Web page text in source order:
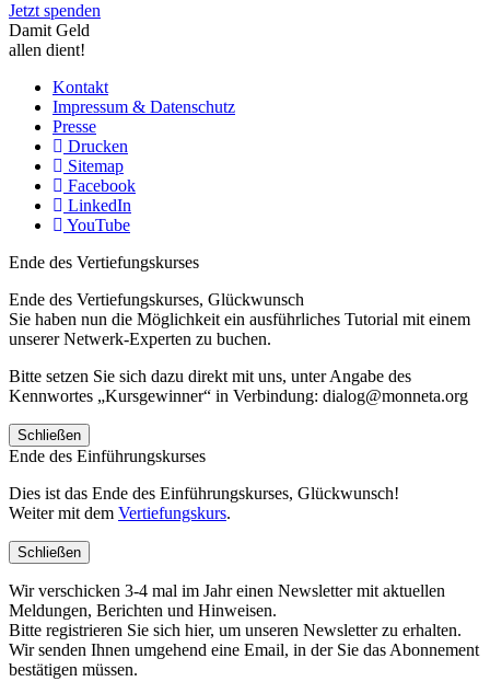
Jetzt spenden
Damit Geld
allen dient!
Kontakt
Impressum & Datenschutz
Presse
Drucken
Sitemap
Facebook
LinkedIn
YouTube
Ende des Vertiefungskurses
Ende des Vertiefungskurses, Glückwunsch
Sie haben nun die Möglichkeit ein ausführliches Tutorial mit einem
unserer Netwerk-Experten zu buchen.
Bitte setzen Sie sich dazu direkt mit uns, unter Angabe des
Kennwortes „Kursgewinner“ in Verbindung: dialog@monneta.org
Schließen
Ende des Einführungskurses
Dies ist das Ende des Einführungskurses, Glückwunsch!
Weiter mit dem Vertiefungskurs.
Schließen
Wir verschicken 3-4 mal im Jahr einen Newsletter mit aktuellen
Meldungen, Berichten und Hinweisen.
Bitte registrieren Sie sich hier, um unseren Newsletter zu erhalten.
Wir senden Ihnen umgehend eine Email, in der Sie das Abonnement
bestätigen müssen.